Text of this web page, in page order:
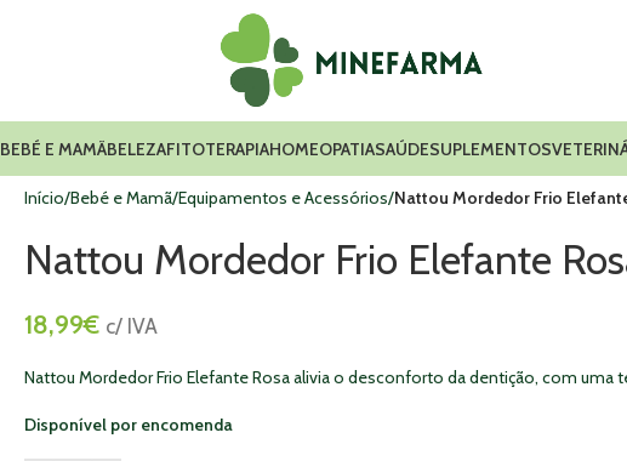
BEBÉ E MAMÃBELEZAFITOTERAPIAHOMEOPATIASAÚDESUPLEMENTOS
Início Bebé e Mamã Equipamentos e Acessórios Nattou Mordedor Frio
Nattou Mordedor Frio Elefante
18,99€ c/ IVA
Nattou Mordedor Frio Elefante Rosa alivia o desconforto da dentição, com uma
Disponível por encomenda